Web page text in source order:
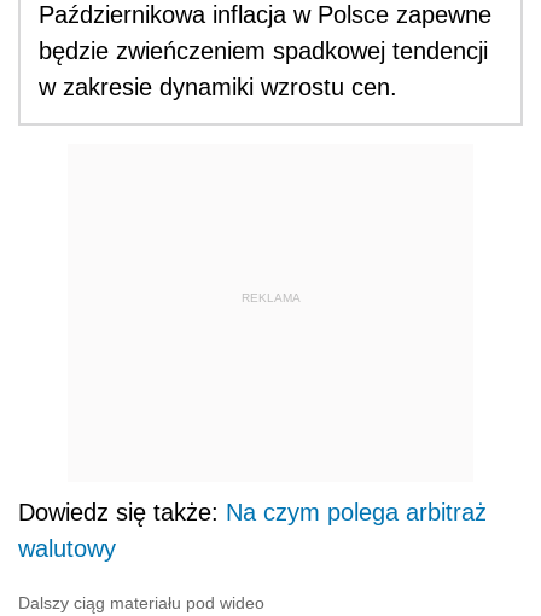
Październikowa inflacja w Polsce zapewne
będzie zwieńczeniem spadkowej tendencji
w zakresie dynamiki wzrostu cen.
REKLAMA
Dowiedz się także: Na czym polega arbitraż
walutowy
Dalszy ciąg materiału pod wideo